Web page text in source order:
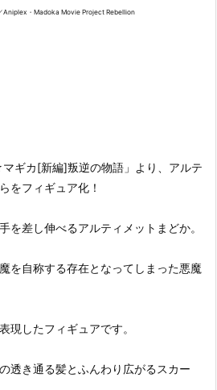
・Madoka Movie Project Rebellion
ギカ[新編]叛逆の物語」より、アルテ
をフィギュア化！
を差し伸べるアルティメットまどか。
を自称する存在となってしまった悪魔
現したフィギュアです。
透き通る髪とふんわり広がるスカー